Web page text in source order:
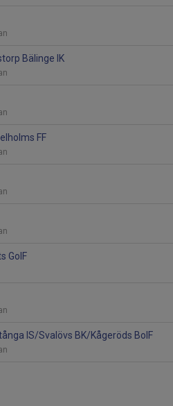
Bälinge IK
FF
GoIF
IS/Svalövs BK/Kågeröds BoIF